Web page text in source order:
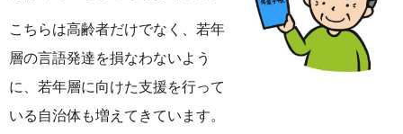
こちらは高齢者だけでなく、若年
層の言語発達を損なわないよう
に、若年層に向けた支援を行って
いる自治体も増えてきています。